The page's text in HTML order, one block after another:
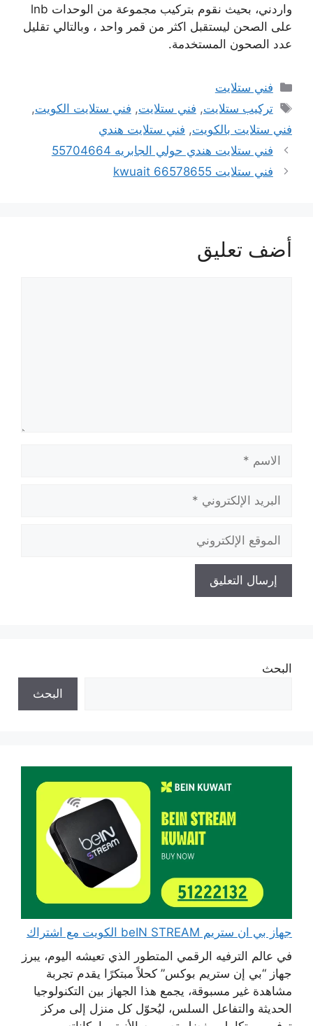
واردني، بحيث نقوم بتركيب مجموعة من الوحدات lnb
على الصحن ليستقبل اكثر من قمر واحد ، وبالتالي تقليل
عدد الصحون المستخدمة.
التصنيفات
فني ستلايت
الوسوم
تركيب ستلايت, فني ستلايت, فني ستلايت الكويت,
فني ستلايت بالكويت, فني ستلايت هندي
فني ستلايت هندي حولي الجابريه 55704664
فني ستلايت kwuait 66578655
أضف تعليق
الاسم
البريد
الإلكتروني
الموقع
الإلكتروني
البحث
البحث
جهاز بي ان ستريم beIN STREAM الكويت مع اشتراك
في عالم الترفيه الرقمي المتطور الذي تعيشه اليوم، يبرز
جهاز “بي إن ستريم بوكس” كحلاً مبتكرًا يقدم تجربة
مشاهدة غير مسبوقة، يجمع هذا الجهاز بين التكنولوجيا
الحديثة والتفاعل السلس، ليُحوّل كل منزل إلى مركز